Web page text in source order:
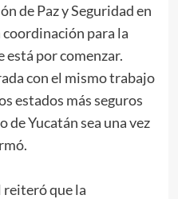
de Paz y Seguridad en
coordinación para la
está por comenzar.
con el mismo trabajo
estados más seguros
de Yucatán sea una vez
que la